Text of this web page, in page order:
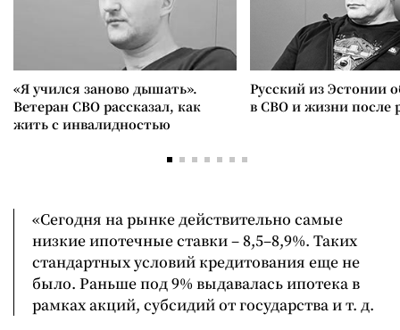
«Я учился заново дышать».
Ветеран СВО рассказал, как
жить с инвалидностью
Русский из Эстонии
в СВО и жизни после
«Сегодня на рынке действительно самые
низкие ипотечные ставки – 8,5–8,9%. Таких
стандартных условий кредитования еще не
было. Раньше под 9% выдавалась ипотека в
рамках акций, субсидий от государства и т. д.